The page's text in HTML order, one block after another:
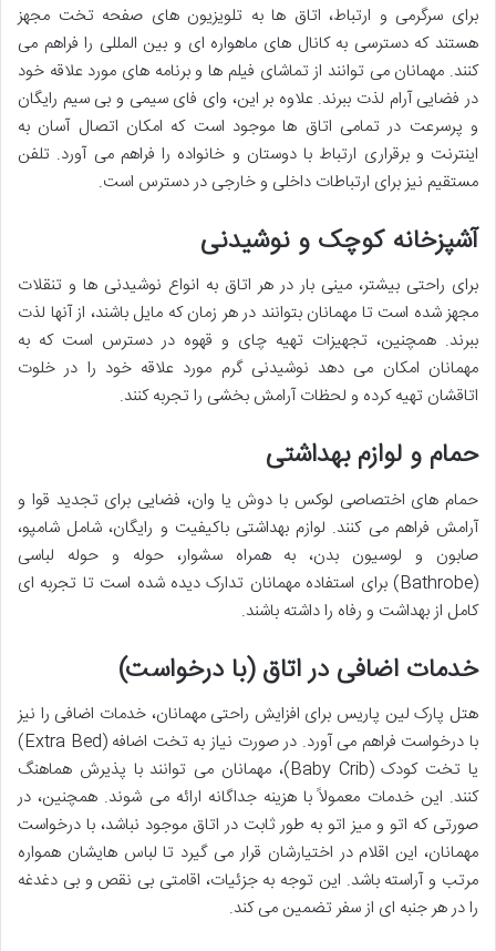
برای سرگرمی و ارتباط، اتاق ها به تلویزیون های صفحه تخت مجهز
هستند که دسترسی به کانال های ماهواره ای و بین المللی را فراهم می
کنند. مهمانان می توانند از تماشای فیلم ها و برنامه های مورد علاقه خود
در فضایی آرام لذت ببرند. علاوه بر این، وای فای سیمی و بی سیم رایگان
و پرسرعت در تمامی اتاق ها موجود است که امکان اتصال آسان به
اینترنت و برقراری ارتباط با دوستان و خانواده را فراهم می آورد. تلفن
مستقیم نیز برای ارتباطات داخلی و خارجی در دسترس است.
آشپزخانه کوچک و نوشیدنی
برای راحتی بیشتر، مینی بار در هر اتاق به انواع نوشیدنی ها و تنقلات
مجهز شده است تا مهمانان بتوانند در هر زمان که مایل باشند، از آنها لذت
ببرند. همچنین، تجهیزات تهیه چای و قهوه در دسترس است که به
مهمانان امکان می دهد نوشیدنی گرم مورد علاقه خود را در خلوت
اتاقشان تهیه کرده و لحظات آرامش بخشی را تجربه کنند.
حمام و لوازم بهداشتی
حمام های اختصاصی لوکس با دوش یا وان، فضایی برای تجدید قوا و
آرامش فراهم می کنند. لوازم بهداشتی باکیفیت و رایگان، شامل شامپو،
صابون و لوسیون بدن، به همراه سشوار، حوله و حوله لباسی
(Bathrobe) برای استفاده مهمانان تدارک دیده شده است تا تجربه ای
کامل از بهداشت و رفاه را داشته باشند.
خدمات اضافی در اتاق (با درخواست)
هتل پارک لین پاریس برای افزایش راحتی مهمانان، خدمات اضافی را نیز
با درخواست فراهم می آورد. در صورت نیاز به تخت اضافه (Extra Bed)
یا تخت کودک (Baby Crib)، مهمانان می توانند با پذیرش هماهنگ
کنند. این خدمات معمولاً با هزینه جداگانه ارائه می شوند. همچنین، در
صورتی که اتو و میز اتو به طور ثابت در اتاق موجود نباشد، با درخواست
مهمانان، این اقلام در اختیارشان قرار می گیرد تا لباس هایشان همواره
مرتب و آراسته باشد. این توجه به جزئیات، اقامتی بی نقص و بی دغدغه
را در هر جنبه ای از سفر تضمین می کند.